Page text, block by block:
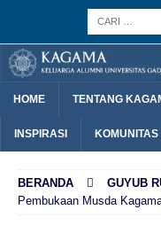
HOME TENTANG
INSPIRASI KOMUNITAS
BERANDA GUYUB
Pembukaan Musda